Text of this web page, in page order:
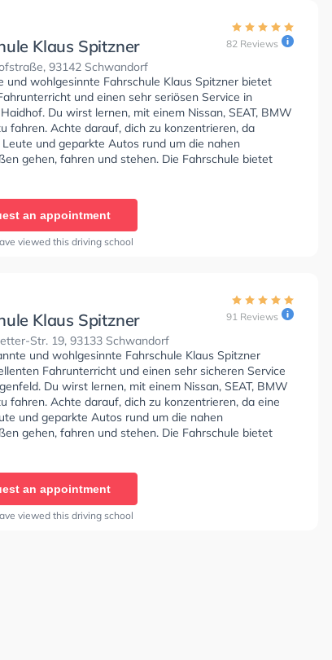
Klaus Spitzner
93142 Schwandorf
82 Reviews
und wohlgesinnte Fahrschule Klaus Spitzner bietet
und einen sehr seriösen Service in
Du wirst lernen, mit einem Nissan, SEAT, BMW
fahren. Achte darauf, dich zu konzentrieren, da
und geparkte Autos rund um die nahen
gehen, fahren und stehen. Die Fahrschule bietet
um deine Klasse A1, Klasse B, Klasse A,
Klasse C, Klasse CE, Klasse D1, Klasse DE1,
Klasse DE, Klasse L und Klasse T zu erhalten. Letzte
"Super Fahrschule mit sehr kompetenten Fahrlehrern
fair. Sehr zu empfehlen"
an appointment
viewed this driving school
Klaus Spitzner
Str. 19, 93133 Schwandorf
91 Reviews
und wohlgesinnte Fahrschule Klaus Spitzner
Fahrunterricht und einen sehr sicheren Service
Du wirst lernen, mit einem Nissan, SEAT, BMW
fahren. Achte darauf, dich zu konzentrieren, da eine
und geparkte Autos rund um die nahen
gehen, fahren und stehen. Die Fahrschule bietet
Bedingungen um deine Klasse A1, Klasse B, Klasse A,
Klasse C, Klasse CE, Klasse D1, Klasse DE1,
Klasse DE, Klasse T und Mofa - Prüfbescheinigung zu
der Fahrschule Klaus Spitzner Sie können einen
anfragen.
an appointment
viewed this driving school